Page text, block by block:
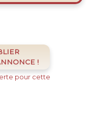
!
pour cette